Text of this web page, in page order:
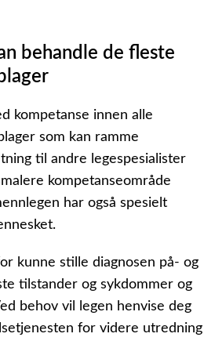
behandle de fleste
kompetanse innen alle
som kan ramme
til andre legespesialister
kompetanseområde
har også spesielt
kunne stille diagnosen på- og
tilstander og sykdommer og
behov vil legen henvise deg
for videre utredning